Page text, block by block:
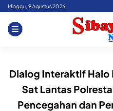
Skip
content
Minggu, 9 Agustus 2026
Dialog Interaktif Halo
Sat Lantas
Pencegahan dan